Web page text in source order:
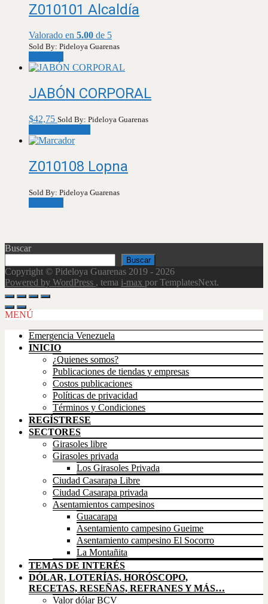
Z010101 Alcaldía
Valorado en 5.00 de 5
Sold By: Pideloya Guarenas
JABÓN CORPORAL
$42,75 Sold By: Pideloya Guarenas
Z010108 Lopna
Sold By: Pideloya Guarenas
Buscar
Buscar
Copyright © Pideloya Guarenas 2019 - 2026
Powered by WordPress , tema i-max por TemplatesNext.
Scroll
Up
MENÚ
Emergencia Venezuela
INICIO
¿Quienes somos?
Publicaciones de tiendas y empresas
Costos publicaciones
Políticas de privacidad
Términos y Condiciones
REGÍSTRESE
SECTORES
Girasoles libre
Girasoles privada
Los Girasoles Privada
Ciudad Casarapa Libre
Ciudad Casarapa privada
Asentamientos campesinos
Guacarapa
Asentamiento campesino Gueime
Asentamiento campesino El Socorro
La Montañita
TEMAS DE INTERÉS
DÓLAR, LOTERÍAS, HORÓSCOPO,
RECETAS, RESEÑAS, REFRANES Y MÁS…
Valor dólar BCV